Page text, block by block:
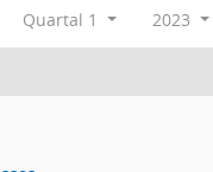
Quartal 1 2023